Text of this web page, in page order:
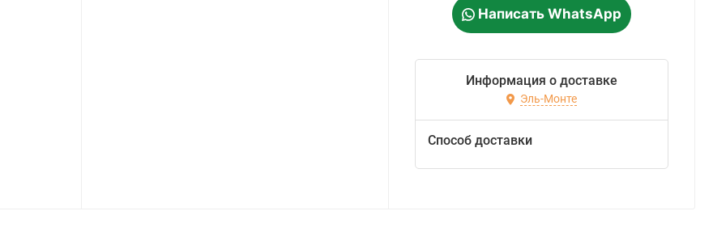
Написать WhatsApp
Информация о доставке
Эль-Монте
Способ доставки